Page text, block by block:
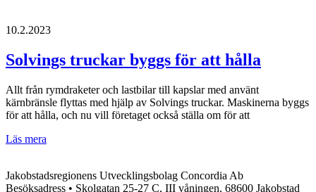
10.2.2023
Solvings truckar byggs för att hålla
Allt från rymdraketer och lastbilar till kapslar med använt
kärnbränsle flyttas med hjälp av Solvings truckar. Maskinerna byggs
för att hålla, och nu vill företaget också ställa om för att
Läs mera
för
att
Jakobstadsregionens Utvecklingsbolag Concordia Ab
Besöksadress • Skolgatan 25-27 C, III våningen, 68600 Jakobstad